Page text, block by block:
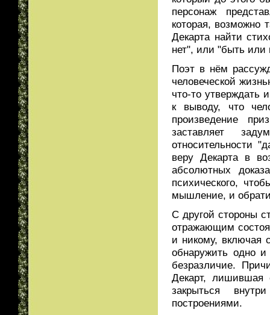
персонаж
которая, возможно
Декарта найти
нет", или "быть или
Поэт в нём
человеческой
что-то утверждать
к выводу, что
произведение
заставляет
относительности
веру Декарта в
абсолютных
психического,
мышление, и
С другой стороны
отражающим
и никому, включая
обнаружить одно
безразличие.
Декарт, лишившая
закрыться
построениями.